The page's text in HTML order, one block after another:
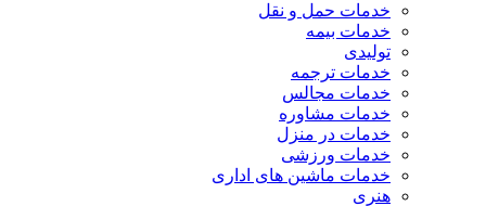
خدمات حمل و نقل
خدمات بیمه
تولیدی
خدمات ترجمه
خدمات مجالس
خدمات مشاوره
خدمات در منزل
خدمات ورزشی
خدمات ماشین های اداری
هنری